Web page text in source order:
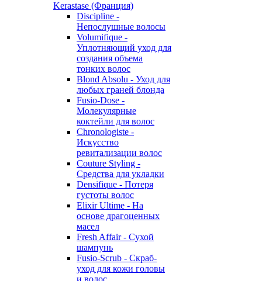
Kerastase (Франция)
Discipline -
Непослушные волосы
Volumifique -
Уплотняющий уход для
создания объема
тонких волос
Blond Absolu - Уход для
любых граней блонда
Fusio-Dose -
Молекулярные
коктейли для волос
Chronologiste -
Искусство
ревитализации волос
Couture Styling -
Средства для укладки
Densifique - Потеря
густоты волос
Elixir Ultime - На
основе драгоценных
масел
Fresh Affair - Сухой
шампунь
Fusio-Scrub - Скраб-
уход для кожи головы
и волос